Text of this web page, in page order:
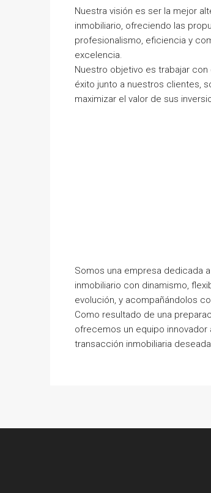
Nuestra visión es ser la mejor
inmobiliario, ofreciendo las
profesionalismo, eficiencia y
excelencia.
Nuestro objetivo es trabajar
éxito junto a nuestros clientes,
maximizar el valor de sus
Somos una empresa dedicada
inmobiliario con dinamismo,
evolución, y acompañándolos
Como resultado de una
ofrecemos un equipo innovador
transacción inmobiliaria